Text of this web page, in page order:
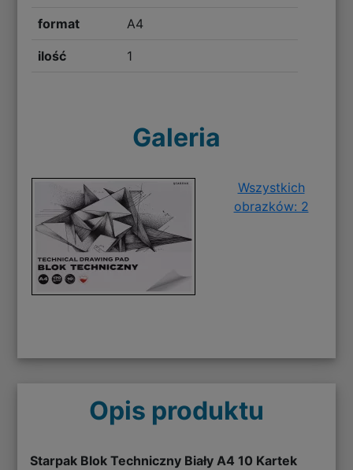
format A4
ilość 1
Galeria
Wszystkich
obrazków: 2
Opis produktu
Starpak Blok Techniczny Biały A4 10 Kartek